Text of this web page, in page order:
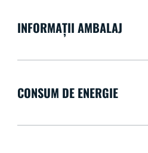
INFORMAȚII AMBALAJ
CONSUM DE ENERGIE